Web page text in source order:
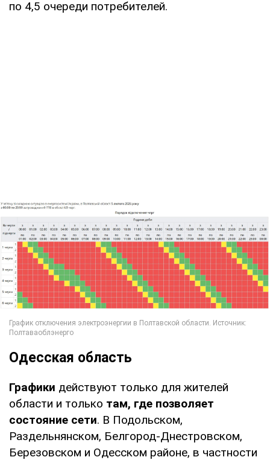
по 4,5 очереди потребителей.
Одесская область
Графики действуют только для жителей
области и только там, где позволяет
состояние сети. В Подольском,
Раздельнянском, Белгород-Днестровском,
Березовском и Одесском районе, в частности